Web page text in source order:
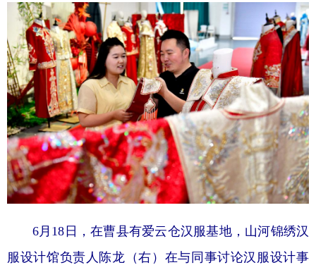
6月18日，在曹县有爱云仓汉服基地，山河锦绣汉
服设计馆负责人陈龙（右）在与同事讨论汉服设计事